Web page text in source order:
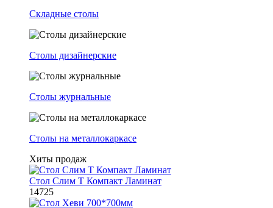
Складные столы
Столы дизайнерские
Столы журнальные
Столы на металлокаркасе
Хиты продаж
Стол Слим Т Компакт Ламинат
14725